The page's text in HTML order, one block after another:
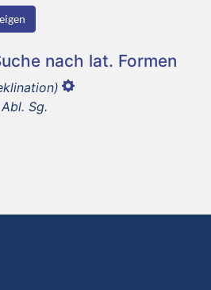
nach lat. Formen
Sg.